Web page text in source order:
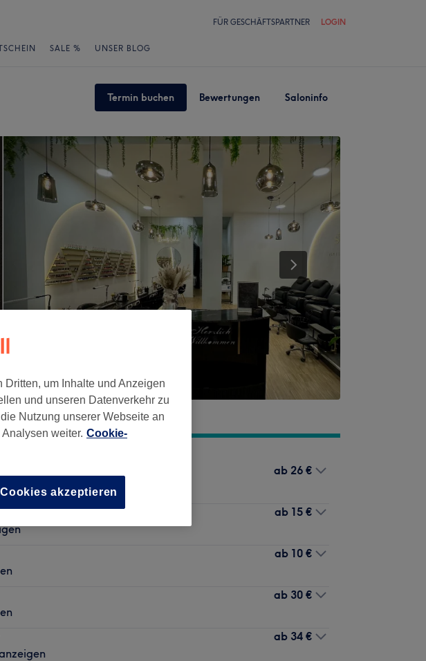
FÜR GESCHÄFTSPARTNER LOGIN
SALE % UNSER BLOG
Termin buchen Bewertungen Saloninfo
ab 26 €
ab 15 €
ab 10 €
ab 30 €
ab 34 €
um Inhalte und Anzeigen
und unseren Datenverkehr zu
Nutzung unserer Webseite an
weiter. Cookie-
akzeptieren